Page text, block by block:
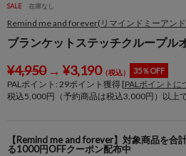
SALE 在庫なし
Remind me and forever(リマインドミーアン
ブランケットステッチクループル
¥4,950→ ¥3,190（税込） 35％OFF
PALポイント: 29ポイント獲得 [PALポイントに
税込5,000円（予約商品は税込3,000円）以上
【Remind me and forever】対象商品を合
る1000円OFFクーポン配布中